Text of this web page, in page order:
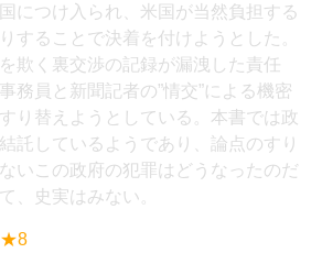
につけ入られ、米国が当然負担する
することで決着を付けようとした。
欺く裏交渉の記録が漏洩した責任
務員と新聞記者の”情交”による機密
り替えようとしている。本書では政
託しているようであり、論点のすり
いこの政府の犯罪はどうなったのだ
、史実はみない。
★8